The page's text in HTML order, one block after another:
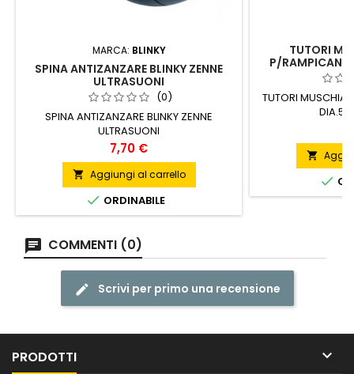
MARCA: BLINKY
SPINA ANTIZANZARE BLINKY ZENNE
ULTRASUONI
(0)
SPINA ANTIZANZARE BLINKY ZENNE
ULTRASUONI
Prezzo
7,70 €
 Aggiungi al carrello
 ORDINABILE
TUTORI
P/
TUTORI


COMMENTI (0)
Scrivi per primo una recensione
PRODOTTI 